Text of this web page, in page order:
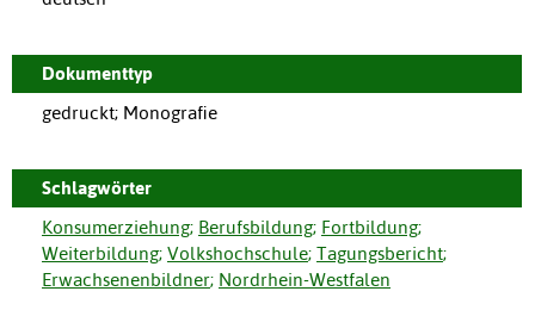
Dokumenttyp
gedruckt; Monografie
Schlagwörter
Konsumerziehung; Berufsbildung; Fortbildung;
Weiterbildung; Volkshochschule; Tagungsbericht;
Erwachsenenbildner; Nordrhein-Westfalen